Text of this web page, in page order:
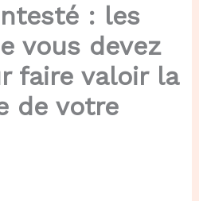
: les
vous devez
faire valoir la
de votre